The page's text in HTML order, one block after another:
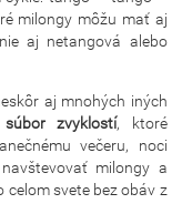
milongy môžu mať aj
aj netangová alebo
aj mnohých iných
zvyklostí, ktoré
večeru, noci
milongy a
svete bez obáv z